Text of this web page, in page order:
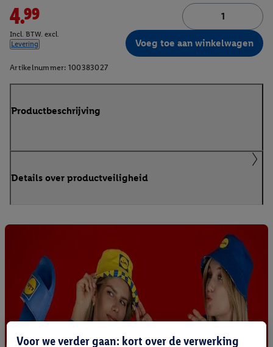
4.99
Incl. BTW. excl.
Levering
Voeg toe aan winkelwagen
Artikelnummer: 100383027
Productbeschrijving
Details over productveiligheid
Voor we verder gaan: kort over de verwerking